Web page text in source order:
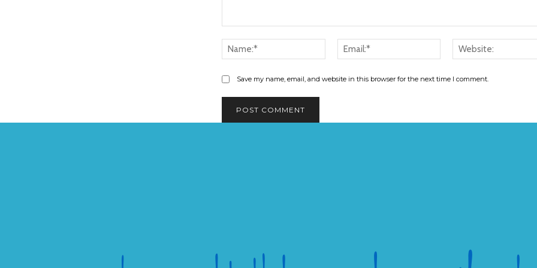
Name:*
Email:*
Save my name, email, and website in this browser for the next time I comment.